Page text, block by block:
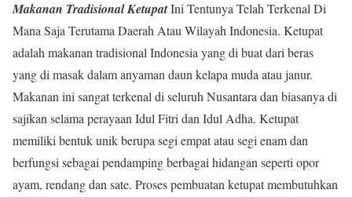
Makanan Tradisional KetupatIni Tentunya Telah Terkenal Di
Mana Saja Terutama Daerah Atau Wilayah Indonesia. Ketupat
adalah makanan tradisional Indonesia yang di buat dari beras
yang di masak dalam anyaman daun kelapa muda atau janur.
Makanan ini sangat terkenal di seluruh Nusantara dan biasanya di
sajikan selama perayaan Idul Fitri dan Idul Adha. Ketupat
memiliki bentuk unik berupa segi empat atau segi enam dan
berfungsi sebagai pendamping berbagai hidangan seperti opor
ayam, rendang dan sate. Proses pembuatan ketupat membutuhkan